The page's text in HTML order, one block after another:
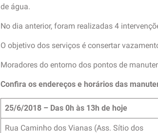
de água.
No dia anterior, foram realizadas 4
O objetivo dos serviços é consertar
Moradores do entorno dos pontos de
Confira os endereços e horários das
25/6/2018 – Das 0h às 13h de hoje
Rua Caminho dos Vianas (Ass. Sítio dos